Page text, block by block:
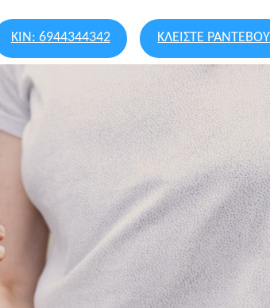
ΚΙΝ: 6944344342 ΚΛΕΙΣΤΕ ΡΑΝΤΕΒΟΥ